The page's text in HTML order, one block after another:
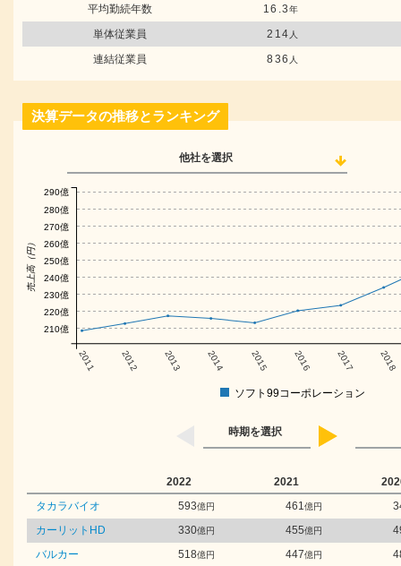
平均勤続年数 16.3年
単体従業員 214 人
連結従業員 836 人
決算データの推移とランキング
他社を選択
2011 2012 2013 2014 2015 2016 2017 2018
売上高（円）
210億
220億
230億
240億
250億
260億
270億
280億
290億
ソフト99コーポレーション
時期を選択
2022 2021
タカラバイオ
593億円 461億円
カーリットHD
330億円 455億円
バルカー
518億円 447億円